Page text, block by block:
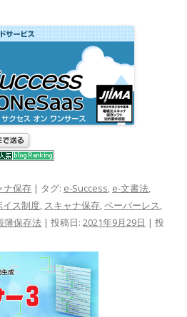
ナ保存 | タグ: e-Success, e-文書法,
イス制度, スキャナ保存,ペーパーレス,
簿保存法 | 投稿日: 2021年9月29日 | 投